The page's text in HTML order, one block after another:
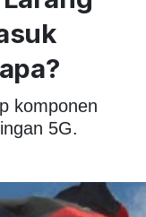
komponen
5G.